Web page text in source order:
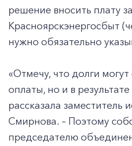
решение вносить плату
Красноярскэнергосбыт
нужно обязательно
«Отмечу, что долги
оплаты, но и в
рассказала
Смирнова. – Поэтому
председателю